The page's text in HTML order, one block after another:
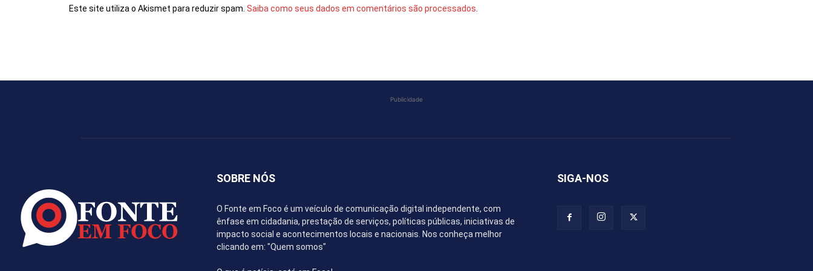
Este site utiliza o Akismet para reduzir spam. Saiba como seus dados em comentários são processados
Publicidade
SOBRE NÓS
O Fonte em Foco é um veículo de comunicação digital independente, com
ênfase em cidadania, prestação de serviços, políticas públicas, iniciativas de
impacto social e acontecimentos locais e nacionais. Nos conheça melhor
clicando em: "Quem somos"
SIGA-NOS